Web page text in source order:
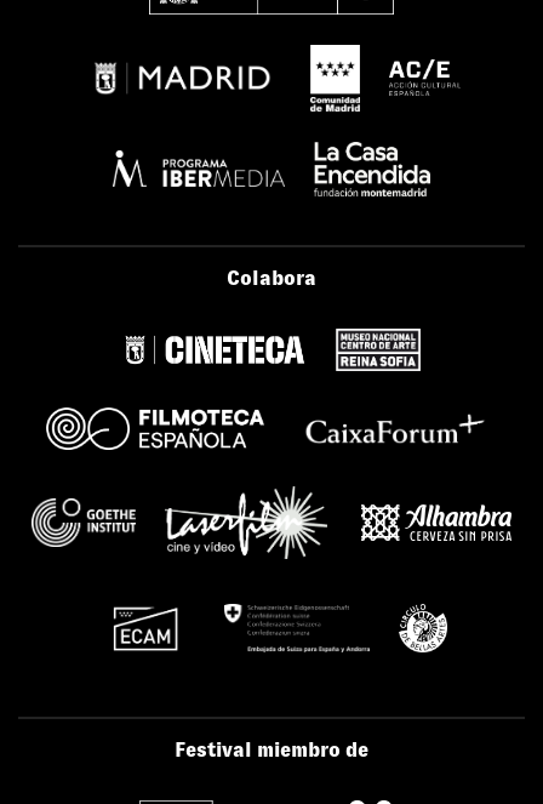
Colabora
Festival miembro de